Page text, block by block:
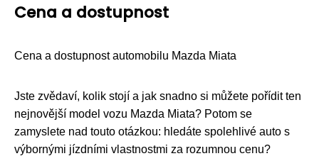
Cena a dostupnost
Cena a dostupnost automobilu Mazda Miata
Jste zvědaví, kolik stojí a jak snadno si můžete pořídit ten
nejnovější model vozu Mazda Miata? Potom se
zamyslete nad touto otázkou: hledáte spolehlivé auto s
výbornými jízdními vlastnostmi za rozumnou cenu?